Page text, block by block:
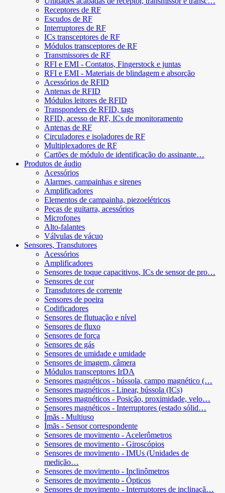
Receptores de RF
Escudos de RF
Interruptores de RF
ICs transceptores de RF
Módulos transceptores de RF
Transmissores de RF
RFI e EMI - Contatos, Fingerstock e juntas
RFI e EMI - Materiais de blindagem e absorção
Acessórios de RFID
Antenas de RFID
Módulos leitores de RFID
Transponders de RFID, tags
RFID, acesso de RF, ICs de monitoramento
Antenas de RF
Circuladores e isoladores de RF
Multiplexadores de RF
Cartões de módulo de identificação do assinante…
Produtos de áudio
Acessórios
Alarmes, campainhas e sirenes
Amplificadores
Elementos de campainha, piezoelétricos
Peças de guitarra, acessórios
Microfones
Alto-falantes
Válvulas de vácuo
Sensores, Transdutores
Acessórios
Amplificadores
Sensores de toque capacitivos, ICs de sensor de pro…
Sensores de cor
Transdutores de corrente
Sensores de poeira
Codificadores
Sensores de flutuação e nível
Sensores de fluxo
Sensores de força
Sensores de gás
Sensores de umidade e umidade
Sensores de imagem, câmera
Módulos transceptores IrDA
Sensores magnéticos - bússola, campo magnético (…
Sensores magnéticos - Linear, bússola (ICs)
Sensores magnéticos - Posição, proximidade, velo…
Sensores magnéticos - Interruptores (estado sólid…
Ímãs - Multiuso
Ímãs - Sensor correspondente
Sensores de movimento - Acelerômetros
Sensores de movimento - Giroscópios
Sensores de movimento - IMUs (Unidades de
medição…
Sensores de movimento - Inclinômetros
Sensores de movimento - Ópticos
Sensores de movimento - Interruptores de inclinaçã…